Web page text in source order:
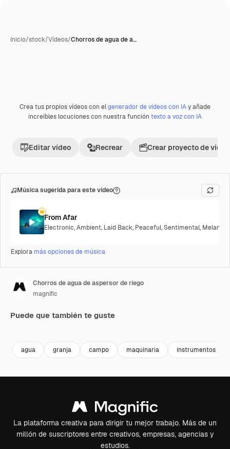
Inicio/stock/Vídeos/Chorros de agua de a…
Crea tus propios vídeos con elgenerador de vídeos con IAy añade
increíbles locuciones con nuestra función texto a voz con IA
Editar vídeo Recrear Crear proyecto de vídeo
Música sugerida para este vídeo
From Afar
Electronic,Ambient, Laid Back, Peaceful,Sentimental,
Explora más opciones de música
Chorros de agua de aspersor de riego
magnific
Puede que también te guste
agua granja campo maquinaria instrumentos
La plataforma creativa para dirigir tu mejor trabajo. Más de un
millón de suscriptores entre creativos, empresas, agencias y
estudios.